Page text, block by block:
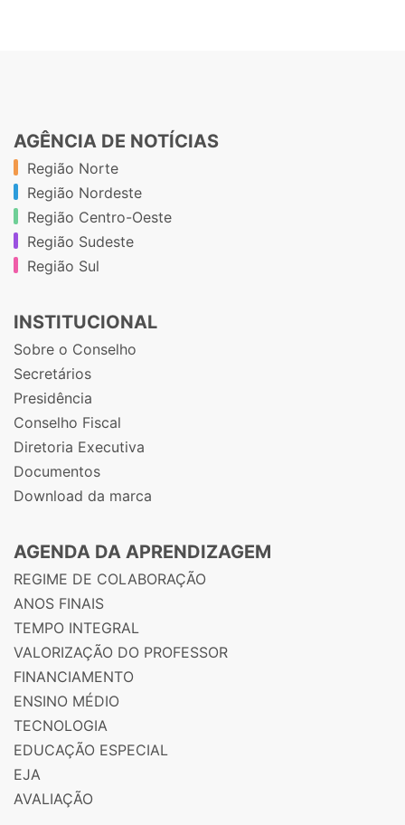
AGÊNCIA DE NOTÍCIAS
Região Norte
Região Nordeste
Região Centro-Oeste
Região Sudeste
Região Sul
INSTITUCIONAL
Sobre o Conselho
Secretários
Presidência
Conselho Fiscal
Diretoria Executiva
Documentos
Download da marca
AGENDA DA APRENDIZAGEM
REGIME DE COLABORAÇÃO
ANOS FINAIS
TEMPO INTEGRAL
VALORIZAÇÃO DO PROFESSOR
FINANCIAMENTO
ENSINO MÉDIO
TECNOLOGIA
EDUCAÇÃO ESPECIAL
EJA
AVALIAÇÃO